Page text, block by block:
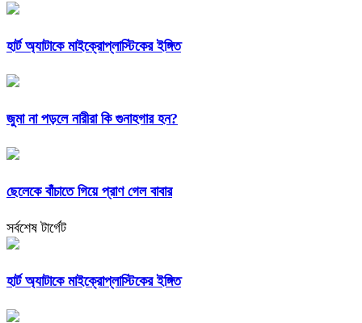
হার্ট অ্যাটাকে মাইক্রোপ্লাস্টিকের ইঙ্গিত
জুমা না পড়লে নারীরা কি গুনাহগার হন?
ছেলেকে বাঁচাতে গিয়ে প্রাণ গেল বাবার
সর্বশেষ টার্গেট
হার্ট অ্যাটাকে মাইক্রোপ্লাস্টিকের ইঙ্গিত